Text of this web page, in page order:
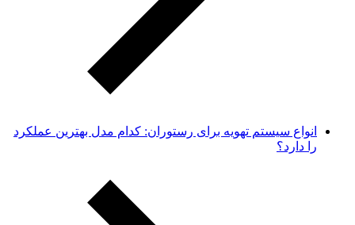
انواع سیستم تهویه برای رستوران: کدام مدل بهترین عملکرد
را دارد؟